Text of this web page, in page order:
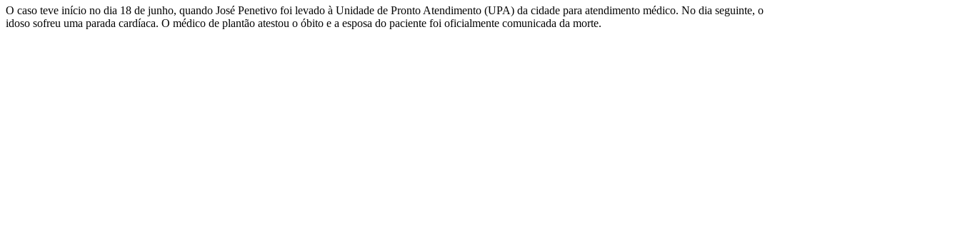
O caso teve início no dia 18 de junho, quando José Penetivo foi levado à Unidade de Pronto Atendimento (UPA) da cidade para atendimento médico. No dia seguinte, o
idoso sofreu uma parada cardíaca. O médico de plantão atestou o óbito e a esposa do paciente foi oficialmente comunicada da morte.